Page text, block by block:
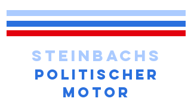
STEINBACHS
POLITISCHER
MOTOR